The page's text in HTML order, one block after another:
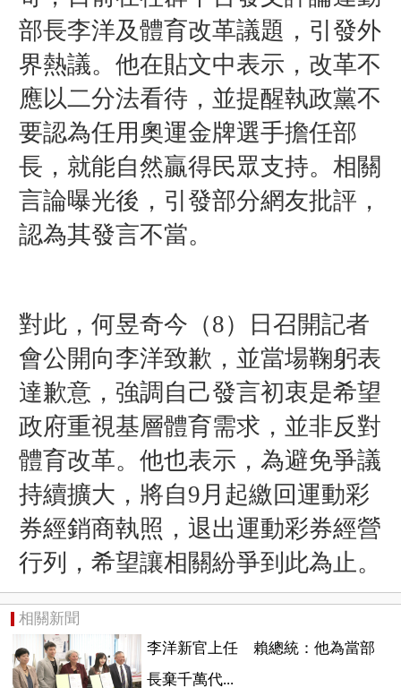
部長李洋及體育改革議題，引發外
界熱議。他在貼文中表示，改革不
應以二分法看待，並提醒執政黨不
要認為任用奧運金牌選手擔任部
長，就能自然贏得民眾支持。 相關
言論曝光後，引發部分網友批評，
認為其發言不當。
對此，何昱奇今（8）日召開記者
會公開向李洋致歉，並當場鞠躬表
達歉意，強調自己發言初衷是希望
政府重視基層體育需求，並非反對
體育改革。他也表示，為避免爭議
持續擴大，將自9月起繳回運動彩
券經銷商執照，退出運動彩券經營
行列，希望讓相關紛爭到此為止。
相關新聞
李洋新官上任 賴總統：他為當部
長棄千萬代...